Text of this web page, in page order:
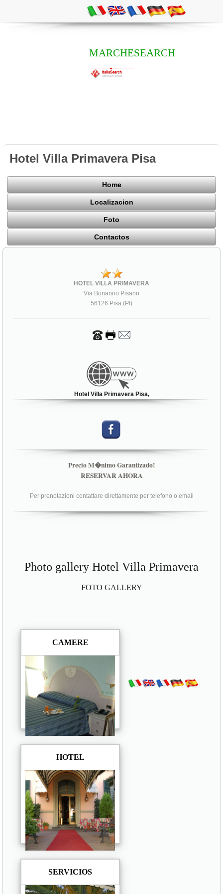
MARCHESEARCH
Hotel Villa Primavera Pisa
Home
Localizacion
Foto
Contactos
HOTEL VILLA PRIMAVERA
Via Bonanno Pisano
56126 Pisa (PI)
Hotel Villa Primavera Pisa,
Precio M�nimo Garantizado!
RESERVAR AHORA
Per prenotazioni contattare direttamente per telefono o email
Photo gallery Hotel Villa Primavera
FOTO GALLERY
CAMERE
HOTEL
SERVICIOS